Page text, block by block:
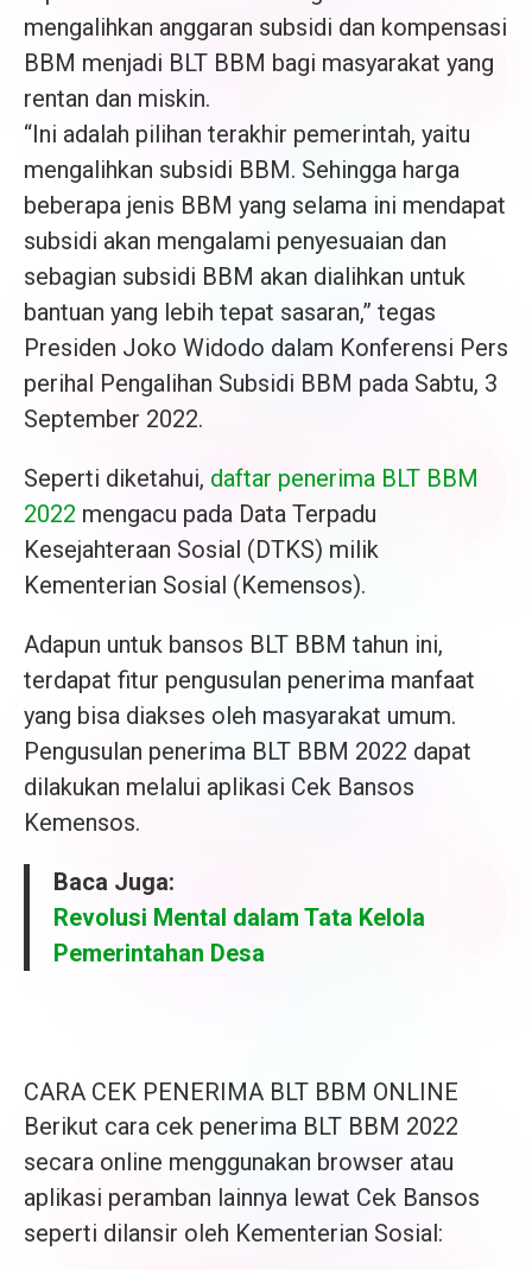
mengalihkan anggaran subsidi dan kompensasi
BBM menjadi BLT BBM bagi masyarakat yang
rentan dan miskin.
“Ini adalah pilihan terakhir pemerintah, yaitu
mengalihkan subsidi BBM. Sehingga harga
beberapa jenis BBM yang selama ini mendapat
subsidi akan mengalami penyesuaian dan
sebagian subsidi BBM akan dialihkan untuk
bantuan yang lebih tepat sasaran,” tegas
Presiden Joko Widodo dalam Konferensi Pers
perihal Pengalihan Subsidi BBM pada Sabtu, 3
September 2022.
Seperti diketahui, daftar penerima BLT BBM
2022 mengacu pada Data Terpadu
Kesejahteraan Sosial (DTKS) milik
Kementerian Sosial (Kemensos).
Adapun untuk bansos BLT BBM tahun ini,
terdapat fitur pengusulan penerima manfaat
yang bisa diakses oleh masyarakat umum.
Pengusulan penerima BLT BBM 2022 dapat
dilakukan melalui aplikasi Cek Bansos
Kemensos.
Baca Juga:
Revolusi Mental dalam Tata Kelola
Pemerintahan Desa
CARA CEK PENERIMA BLT BBM ONLINE
Berikut cara cek penerima BLT BBM 2022
secara online menggunakan browser atau
aplikasi peramban lainnya lewat Cek Bansos
seperti dilansir oleh Kementerian Sosial: